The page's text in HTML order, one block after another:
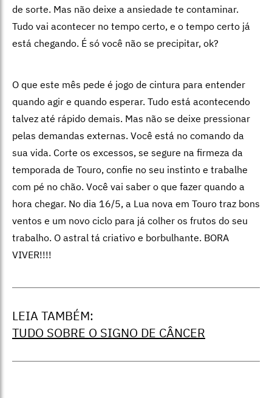
de sorte. Mas não deixe a ansiedade te contaminar.
Tudo vai acontecer no tempo certo, e o tempo certo já
está chegando. É só você não se precipitar, ok?
O que este mês pede é jogo de cintura para entender
quando agir e quando esperar. Tudo está acontecendo
talvez até rápido demais. Mas não se deixe pressionar
pelas demandas externas. Você está no comando da
sua vida. Corte os excessos, se segure na firmeza da
temporada de Touro, confie no seu instinto e trabalhe
com pé no chão. Você vai saber o que fazer quando a
hora chegar. No dia 16/5, a Lua nova em Touro traz bons
ventos e um novo ciclo para já colher os frutos do seu
trabalho. O astral tá criativo e borbulhante. BORA
VIVER!!!!
LEIA TAMBÉM:
TUDO SOBRE O SIGNO DE CÂNCER